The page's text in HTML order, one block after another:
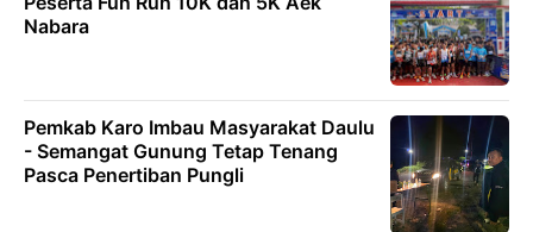
Nabara
Pemkab Karo Imbau Masyarakat Daulu
- Semangat Gunung Tetap Tenang
Pasca Penertiban Pungli